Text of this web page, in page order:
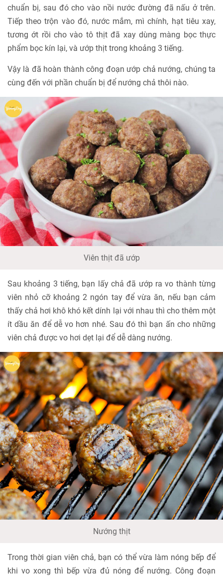
chuẩn bị, sau đó cho vào nồi nước đường đã nấu ở trên.
Tiếp theo trộn vào đó, nước mắm, mì chính, hạt tiêu xay,
tương ớt rồi cho vào tô thịt đã xay dùng màng bọc thực
phẩm bọc kín lại, và ướp thịt trong khoảng 3 tiếng.
Vậy là đã hoàn thành công đoạn ướp chả nướng, chúng ta
cùng đến với phần chuẩn bị để nướng chả thôi nào.
Viên thịt đã ướp
Sau khoảng 3 tiếng, bạn lấy chả đã ướp ra vo thành từng
viên nhỏ cỡ khoảng 2 ngón tay để vừa ăn, nếu bạn cảm
thấy chả hơi khô khó kết dính lại với nhau thì cho thêm một
ít dầu ăn để dễ vo hơn nhé. Sau đó thì bạn ấn cho những
viên chả được vo hơi dẹt lại để dễ dàng nướng.
Nướng thịt
Trong thời gian viên chả, bạn có thể vừa làm nóng bếp để
khi vo xong thì bếp vừa đủ nóng để nướng. Công đoạn